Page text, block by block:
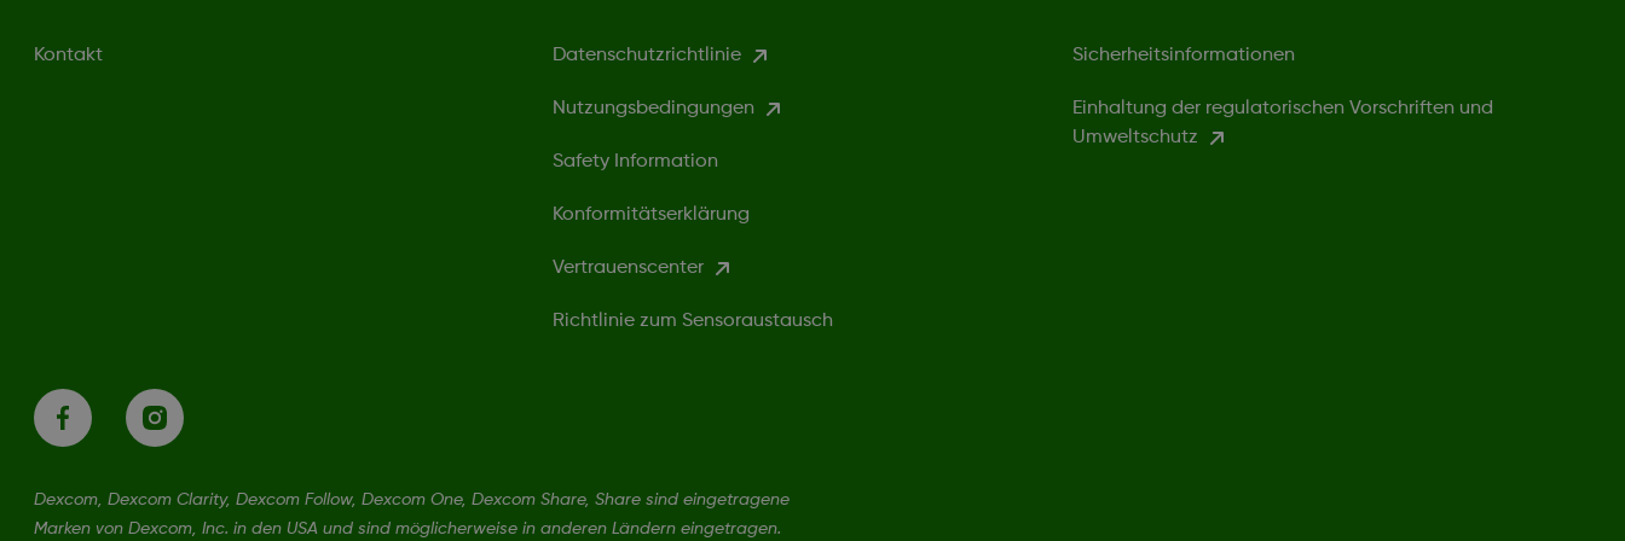
Kontakt Datenschutzrichtlinie
Nutzungsbedingungen
Safety Information
Konformitätserklärung
Vertrauenscenter
Richtlinie zum Sensoraustausch
Sicherheitsinformationen
Einhaltung der regulatorischen Vorschriften und
Umweltschutz
Dexcom, Dexcom Clarity, Dexcom Follow, Dexcom One, Dexcom Share, Share sind eingetragene
Marken von Dexcom, Inc. in den USA und sind möglicherweise in anderen Ländern eingetragen.